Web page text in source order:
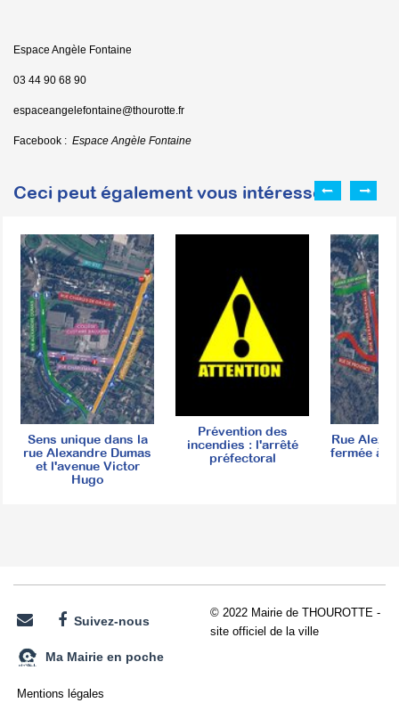
Espace Angèle Fontaine
03 44 90 68 90
espaceangelefontaine@thourotte.fr
Facebook : Espace Angèle Fontaine
Ceci peut également vous intéresser :
Sens unique dans la
rue Alexandre Dumas
et l'avenue Victor
Hugo
Prévention des
incendies : l'arrêté
préfectoral
Rue
fermée à
Suivez-nous
Ma Mairie en poche
Mentions légales
© 2022 Mairie de THOUROTTE -
site officiel de la ville